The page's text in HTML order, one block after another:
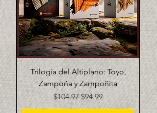
Trilogía del Altiplano: Toyo,
Zampoña y Zampoñita
通常価格
$104.97 セール価格
$94.99